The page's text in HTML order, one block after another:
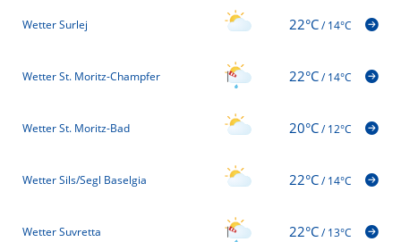
Wetter Surlej 22°C/14°C
Wetter St. Moritz-Champfer 22°C/14°C
Wetter St. Moritz-Bad 20°C/12°C
Wetter Sils/Segl Baselgia 22°C/14°C
Wetter Suvretta 22°C/13°C